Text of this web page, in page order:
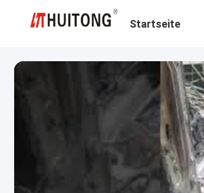
Startseite